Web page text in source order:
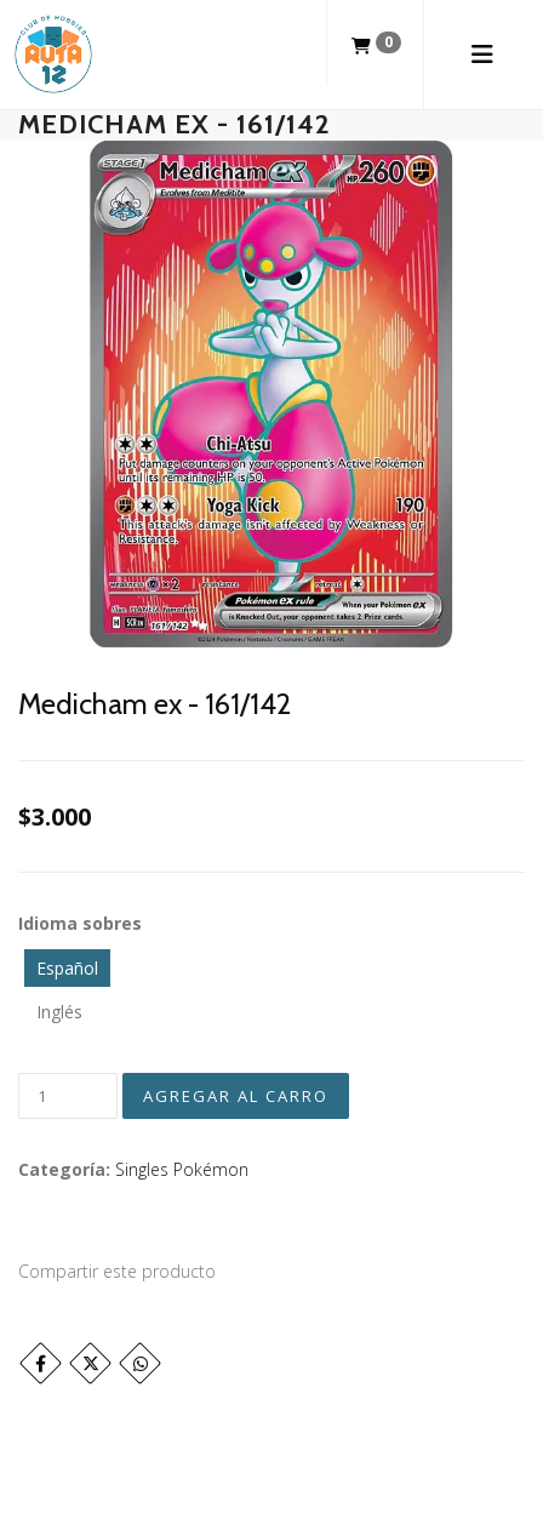
0
MEDICHAM EX - 161/142
Medicham ex - 161/142
$3.000
Idioma sobres
Español
Inglés
Categoría: Singles Pokémon
Compartir este producto